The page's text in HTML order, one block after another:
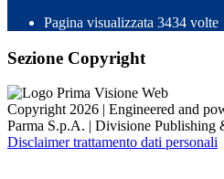
Pagina visualizzata 3434 volte
Sezione Copyright
Copyright 2026 | Engineered and
Parma S.p.A. | Divisione Publishing
Disclaimer trattamento dati personali